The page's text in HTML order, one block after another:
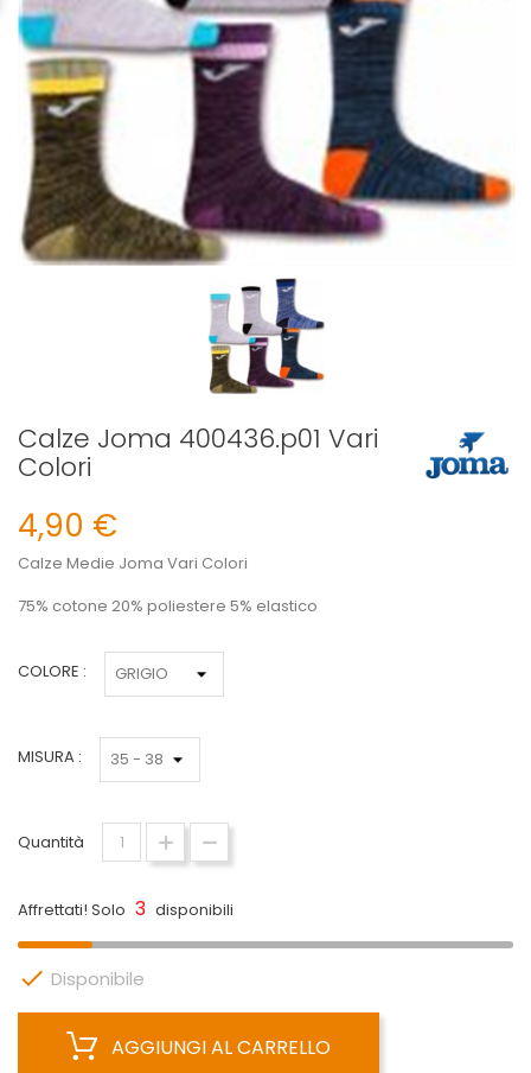
Calze Joma 400436.p01 Vari
Colori
4,90 €
Calze Medie Joma Vari Colori
75% cotone 20% poliestere 5% elastico
COLORE :
MISURA :
Quantità
Affrettati! Solo 3 disponibili
 Disponibile
AGGIUNGI AL CARRELLO